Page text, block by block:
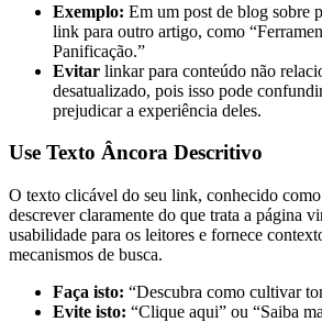
Exemplo: Em um post de blog sobre
link para outro artigo, como
Panificação.”
Evitar linkar para conteúdo não
desatualizado, pois isso pode
prejudicar a experiência deles.
Use Texto Âncora Descritivo
O texto clicável do seu link, conhecido como
descrever claramente do que trata a página
usabilidade para os leitores e fornece
mecanismos de busca.
Faça isto: “Descubra como cultivar
Evite isto: “Clique aqui” ou “Saiba